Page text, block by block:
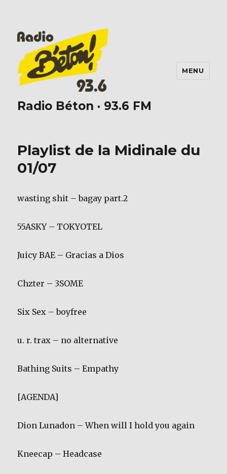
Radio Béton · 93.6 FM
MENU
Playlist de la Midinale du
01/07
wasting shit – bagay part.2
55ASKY – TOKYOTEL
Juicy BAE – Gracias a Dios
Chzter – 3SOME
Six Sex – boyfree
u. r. trax – no alternative
Bathing Suits – Empathy
[AGENDA]
Dion Lunadon – When will I hold you again
Kneecap – Headcase